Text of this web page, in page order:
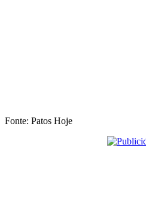
Fonte: Patos Hoje